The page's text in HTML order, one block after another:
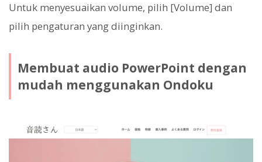
Untuk menyesuaikan volume, pilih [Volume] dan
pilih pengaturan yang diinginkan.
Membuat audio PowerPoint dengan
mudah menggunakan Ondoku